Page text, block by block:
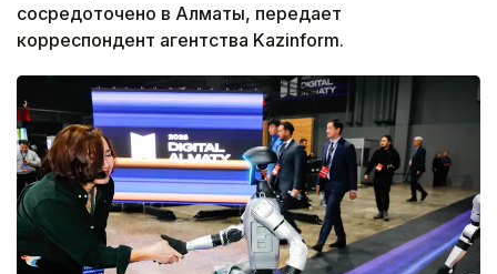
сосредоточено в Алматы, передает
корреспондент агентства Kazinform.